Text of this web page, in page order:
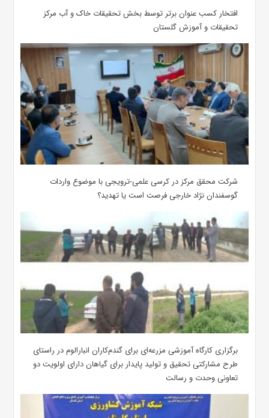
افتخار کسب عنوان برتر توسط بخش تحقیقات خاک و آب مرکز
تحقیقات و آموزش گلستان
شرکت محقق مرکز در کرسی علمی-ترویجی با موضوع واردات
گوسفندان نژاد خارجی فرصت است یا تهدید؟
برگزاری کارگاه آموزشی مزرعه‌ای برای گندم‌کاران انبارالوم در راستای
طرح مشارکتی تحقیق و تولید پایدار برای گیاهان دارای اولویت دو
تعاونی وحدت و رسالت